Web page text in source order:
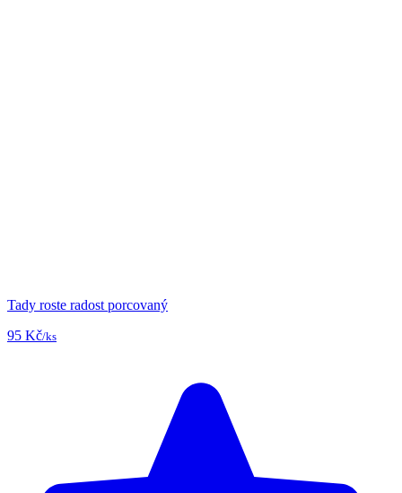
Tady roste radost porcovaný
95 Kč/ks